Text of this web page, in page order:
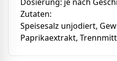
Zutaten:
Speisesalz unjodiert,
Paprikaextrakt,